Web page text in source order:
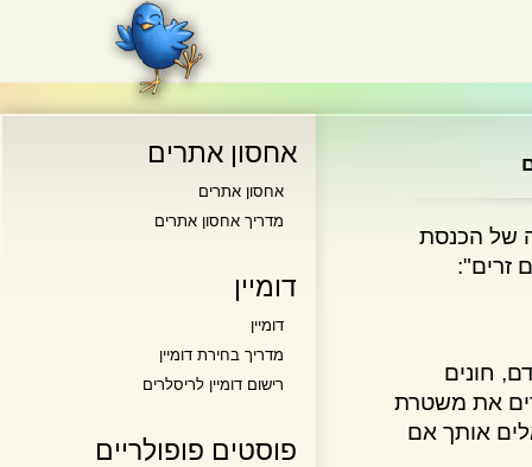
הכנסת
חונים
את משטרת
אותך אם
אחסון אתרים
אחסון אתרים
מדריך אחסון אתרים
דומיין
דומיין
מדריך בחירת דומיין
רישום דומיין לריסלרים
פוסטים פופולריים